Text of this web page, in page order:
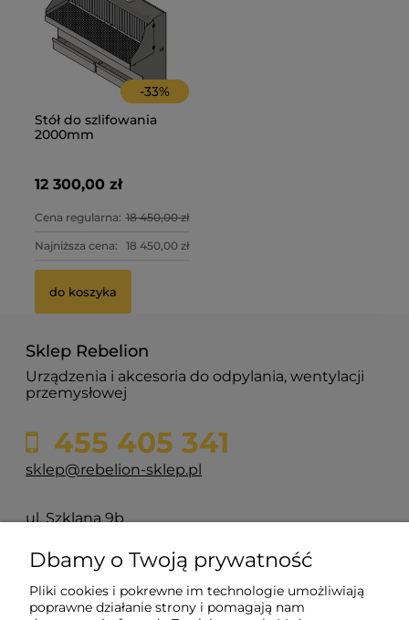
-33%
Stół do szlifowania
2000mm
12 300,00 zł
Cena regularna: 18 450,00 zł
Najniższa cena: 18 450,00 zł
do koszyka
Sklep Rebelion
Urządzenia i akcesoria do odpylania, wentylacji
przemysłowej
455 405 341
sklep@rebelion-sklep.pl
ul. Szklana 9b
Pomoc
Dbamy o Twoją prywatność
Pliki cookies i pokrewne im technologie umożliwiają
poprawne działanie strony i pomagają nam